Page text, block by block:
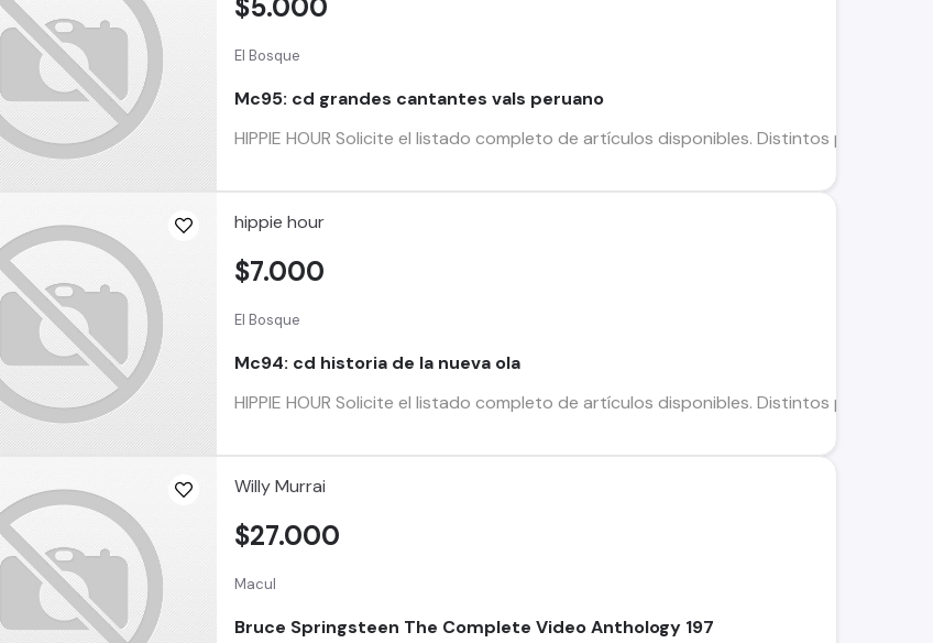
El Bosque
Mc95: cd grandes cantantes vals peruano
HIPPIE HOUR Solicite el listado completo de artículos disponibles. Distintos precios,
$5.000
hippie hour
El Bosque
Mc94: cd historia de la nueva ola
HIPPIE HOUR Solicite el listado completo de artículos disponibles. Distintos precios,
$7.000
Willy Murrai
Macul
Bruce Springsteen The Complete Video Anthology 197
$27.000